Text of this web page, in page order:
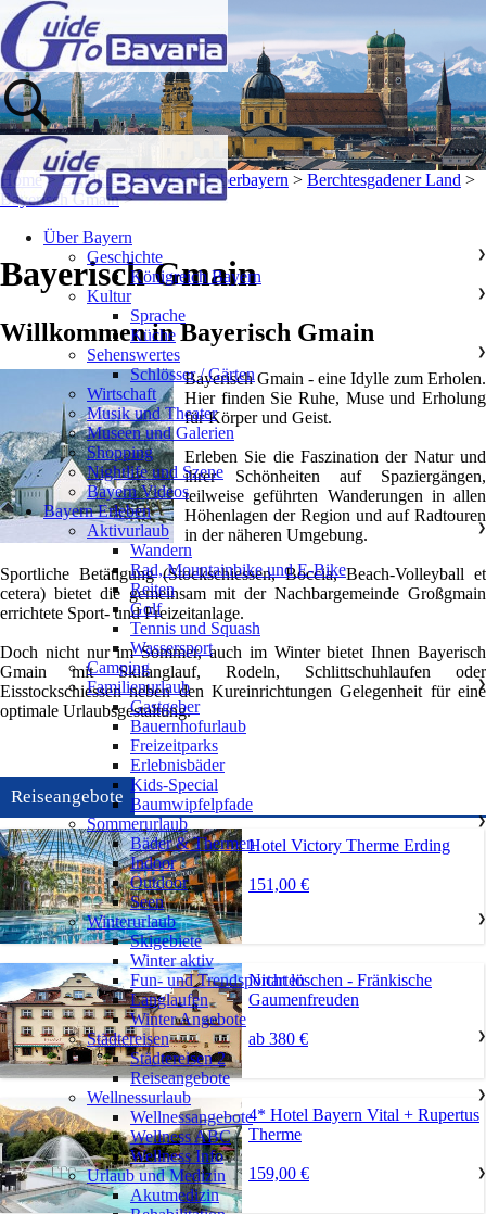
Home>Landkreise & Orte>Oberbayern > Berchtesgadener Land >
Bayerisch Gmain>
Bayerisch Gmain
Willkommen in Bayerisch Gmain
Bayerisch Gmain - eine Idylle zum Erholen.
Hier finden Sie Ruhe, Muse und Erholung
für Körper und Geist.
Erleben Sie die Faszination der Natur und
ihrer Schönheiten auf Spaziergängen,
teilweise geführten Wanderungen in allen
Höhenlagen der Region und auf Radtouren
in der näheren Umgebung.
Sportliche Betätigung (Stockschiessen, Boccia, Beach-Volleyball et
cetera) bietet die gemeinsam mit der Nachbargemeinde Großgmain
errichtete Sport- und Freizeitanlage.
Doch nicht nur im Sommer, auch im Winter bietet Ihnen Bayerisch
Gmain mit Skilanglauf, Rodeln, Schlittschuhlaufen oder
Eisstockschiessen neben den Kureinrichtungen Gelegenheit für eine
optimale Urlaubsgestaltung.
Reiseangebote
Hotel Victory Therme Erding
151,00 €
Nicht löschen - Fränkische
Gaumenfreuden
ab 380 €
4* Hotel Bayern Vital + Rupertus
Therme
159,00 €
Über Bayern
Geschichte
❯
Königreich Bayern
Kultur
❯
Sprache
Küche
Sehenswertes
❯
Schlösser / Gärten
Wirtschaft
Musik und Theater
Museen und Galerien
Shopping
Nightlife und Szene
Bayern Videos
Bayern Erleben
Aktivurlaub
❯
Wandern
Rad, Mountainbike und E-Bike
Reiten
Golf
Tennis und Squash
Wassersport
Camping
Familienurlaub
❯
Gastgeber
Bauernhofurlaub
Freizeitparks
Erlebnisbäder
Kids-Special
Baumwipfelpfade
Sommerurlaub
❯
Bäder & Thermen
Indoor
Outdoor
Seen
Winterurlaub
❯
Skigebiete
Winter aktiv
Fun- und Trendsportarten
Langlaufen
Winter Angebote
Städtereisen
❯
Städtereisen 2
Reiseangebote
Wellnessurlaub
❯
Wellnessangebote
Wellness ABC
Wellness Info
Urlaub und Medizin
❯
Akutmedizin